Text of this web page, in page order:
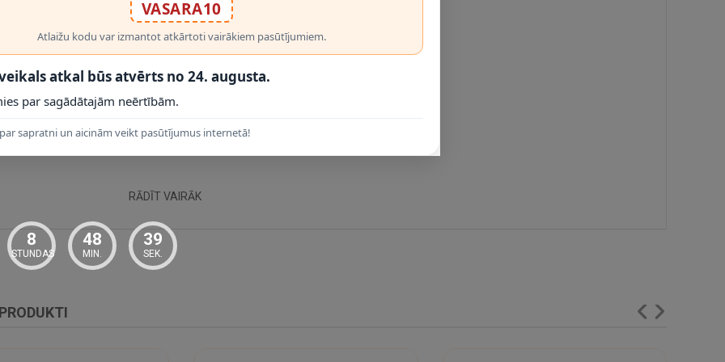
zonas platumam un vajadzīgajam gaismas daudzumam.
atsevišķi.
interjeros.
RĀDĪT VAIRĀK
VASARA10
Atlaižu kodu var izmantot atkārtoti vairākiem pasūtījumiem.
atkal būs atvērts no 24. augusta.
par sagādātajām neērtībām.
sapratni un aicinām veikt pasūtījumus internetā!
8
STUNDAS
48
MIN.
38
SEK.